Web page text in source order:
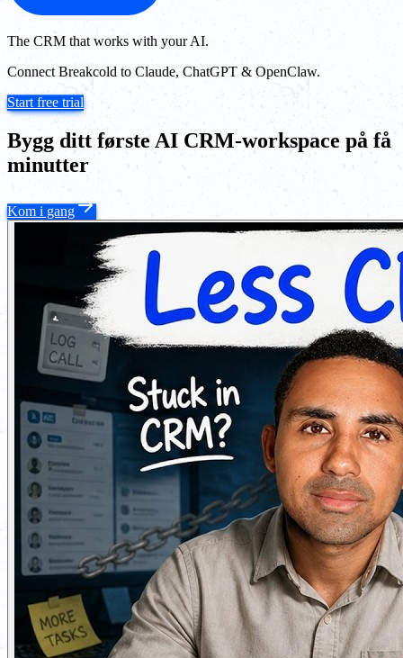
The CRM that works with your AI.
Connect Breakcold to Claude, ChatGPT & OpenClaw.
Start free trial
Bygg ditt første AI CRM-workspace på få
minutter
Kom i gang